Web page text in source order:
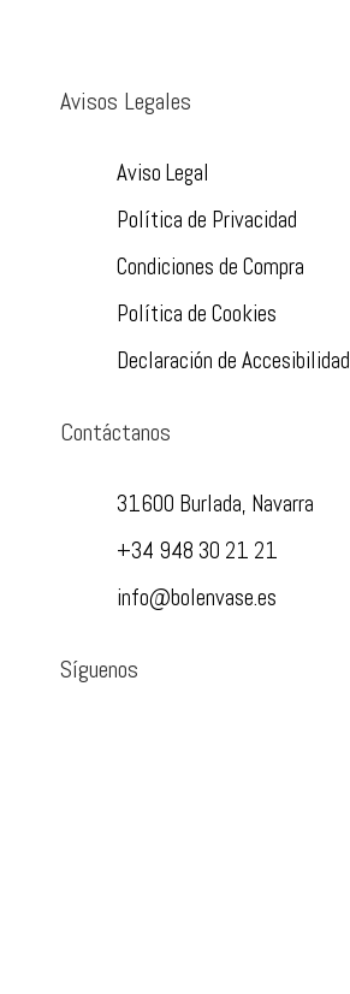
Avisos Legales
Aviso Legal
Política de Privacidad
Condiciones de Compra
Política de Cookies
Declaración de Accesibilidad
Contáctanos
31600 Burlada, Navarra
+34 948 30 21 21
info@bolenvase.es
Síguenos